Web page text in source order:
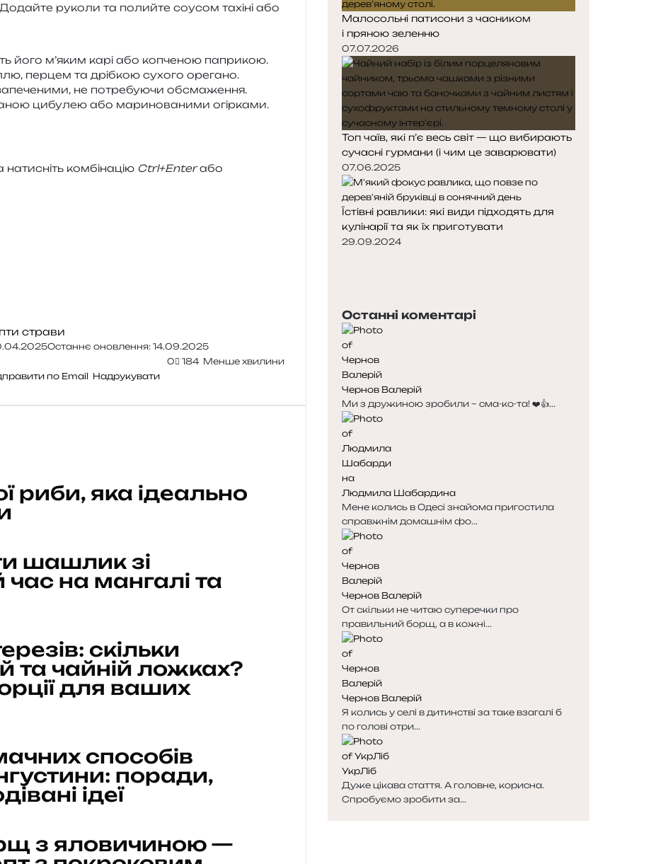
Додайте руко­ли та полий­те соусом тахі­ні або
його м’яким карі або копче­ною папри­кою.
пер­цем та дріб­кою сухо­го орегано.
не потре­бу­ю­чи обсмаження.
цибу­лею або мари­но­ва­ни­ми огірками.
ком­бі­на­цію Ctrl+Enterабо
страви
Останнє оновлення: 14.09.2025
0
184 Менше хвилини
по Email Надрукувати
риби, яка ідеально
шашлик зі
на мангалі та
скільки
та чайній ложках?
для ваших
способів
поради,
ідеї
з яловичиною —
Малосольні патисони з часником
і пряною зеленню
07.07.2026
Топ чаїв, які п’є весь світ — що вибирають
сучасні гурмани (і чим це заварювати)
07.06.2025
Їстівні равлики: які види підходять для
кулінарії та як їх приготувати
29.09.2024
Останні коментарі
Чернов Валерій
Ми з дружиною зробили – сма-ко-та! ❤️👍...
Людмила Шабардина
Мене колись в Одесі знайома пригостила
справжнім домашнім фо...
Чернов Валерій
От скільки не читаю суперечки про
правильний борщ, а в кожні...
Чернов Валерій
Я колись у селі в дитинстві за таке взагалі б
по голові отри...
УкрЛіб
Дуже цікава стаття. А головне, корисна.
Спробуємо зробити за...